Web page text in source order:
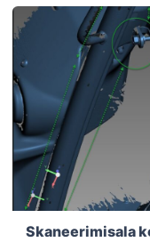
Skaneerimisala